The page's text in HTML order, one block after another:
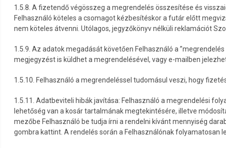
1.5.8. A fizetendő végösszeg a megrendelés összesítése és
Felhasználó köteles a csomagot kézbesítéskor a futár előtt
nem köteles átvenni. Utólagos, jegyzőkönyv nélküli reklamációt
1.5.9. Az adatok megadását követően Felhasználó a
megjegyzést is küldhet a megrendelésével, vagy e-mailben
1.5.10. Felhasználó a megrendeléssel tudomásul veszi, hogy
1.5.11. Adatbeviteli hibák javítása: Felhasználó a megrendelési
lehetőség van a kosár tartalmának megtekintésére, illetve
mezőbe Felhasználó be tudja írni a rendelni kívánt mennyiség
gombra kattint. A rendelés során a Felhasználónak folyamatosan